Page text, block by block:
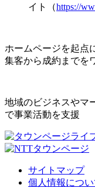
イト（https://
ホームページを起点
集客から成約までを
地域のビジネスやマ
で事業活動を支援
サイトマップ
個人情報につい